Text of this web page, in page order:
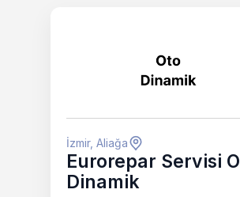
İzmir, Aliağa
Eurorepar Servisi
Dinamik